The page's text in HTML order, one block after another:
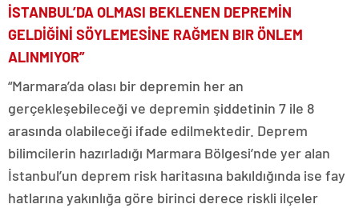
İSTANBUL’DA OLMASI BEKLENEN DEPREMİN
GELDİĞİNİ SÖYLEMESİNE RAĞMEN BIR ÖNLEM
ALINMIYOR”
“Marmara’da olası bir depremin her an
gerçekleşebileceği ve depremin şiddetinin 7 ile 8
arasında olabileceği ifade edilmektedir. Deprem
bilimcilerin hazırladığı Marmara Bölgesi’nde yer alan
İstanbul’un deprem risk haritasına bakıldığında ise fay
hatlarına yakınlığa göre birinci derece riskli ilçeler